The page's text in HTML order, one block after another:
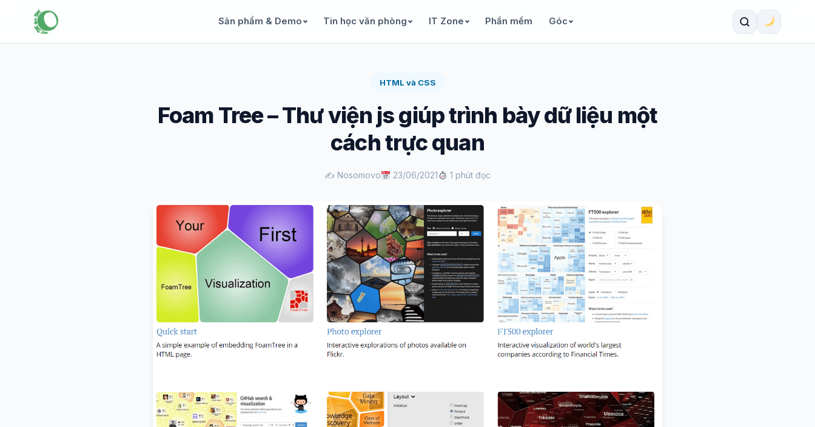
Sản phẩm & Demo Tin học văn phòng IT Zone Phần mềm Góc
HTML và CSS
Foam Tree – Thư viện js giúp trình bày dữ liệu một
cách trực quan
✍️ Nosomovo 23/06/2021 1 phút đọc